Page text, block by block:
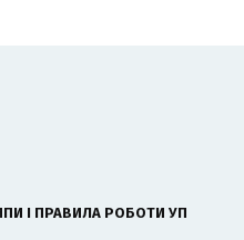
І ПРАВИЛА РОБОТИ УП